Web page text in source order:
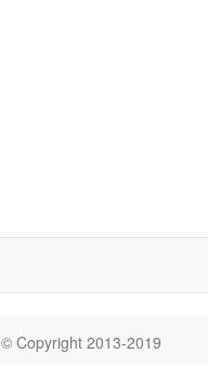
© Copyright 2013-2019